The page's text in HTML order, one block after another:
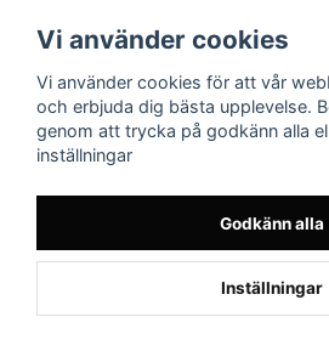
Powered by
Vi använder cookies
Vi använder cookies för att vår
och erbjuda dig bästa upplevelse.
genom att trycka på godkänn alla
inställningar
Godkänn alla
Inställningar